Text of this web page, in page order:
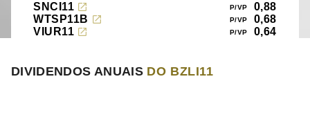
SNCI11
0,88
WTSP11B
0,68
VIUR11
0,64
DIVIDENDOS ANUAIS DO BZLI11